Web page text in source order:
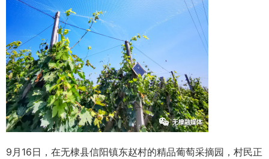
9月16日，在无棣县信阳镇东赵村的精品葡萄采摘园，村民正